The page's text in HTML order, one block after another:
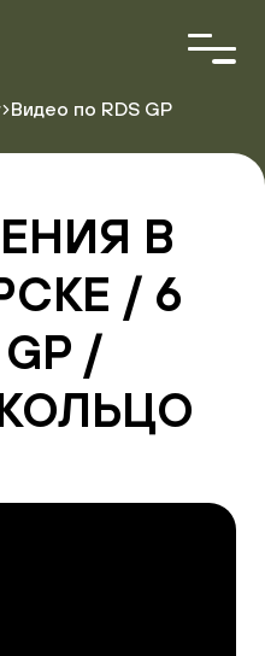
гонок
Видео по RDS GP
В
/ 6
/